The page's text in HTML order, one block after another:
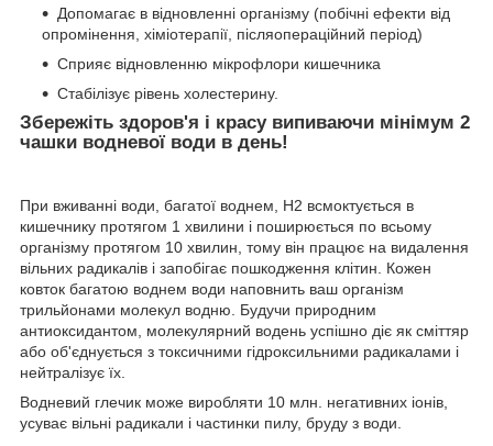
Допомагає в відновленні організму (побічні ефекти від
опромінення, хіміотерапії, післяопераційний період)
Сприяє відновленню мікрофлори кишечника
Стабілізує рівень холестерину.
Збережіть здоров'я і красу випиваючи мінімум 2
чашки водневої води в день!
При вживанні води, багатої воднем, Н2 всмоктується в
кишечнику протягом 1 хвилини і поширюється по всьому
організму протягом 10 хвилин, тому він працює на видалення
вільних радикалів і запобігає пошкодження клітин. Кожен
ковток багатою воднем води наповнить ваш організм
трильйонами молекул водню. Будучи природним
антиоксидантом, молекулярний водень успішно діє як сміттяр
або об'єднується з токсичними гідроксильними радикалами і
нейтралізує їх.
Водневий глечик може виробляти 10 млн. негативних іонів,
усуває вільні радикали і частинки пилу, бруду з води.